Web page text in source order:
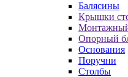
Балясины
Крышки
Опорный
Основания
Поручни
Столбы